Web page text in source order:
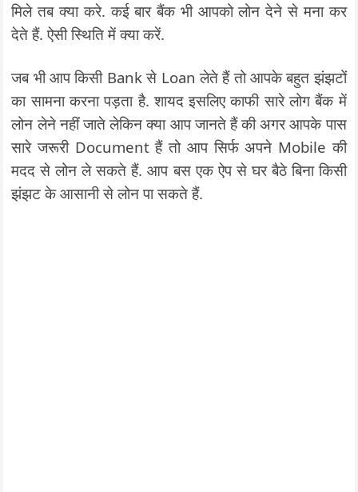
मिले तब क्या करे. कई बार बैंक भी आपको लोन देने से मना कर
देते हैं. ऐसी स्थिति में क्या करें.
जब भी आप किसी Bank से Loan लेते हैं तो आपके बहुत झंझटों
का सामना करना पड़ता है. शायद इसलिए काफी सारे लोग बैंक में
लोन लेने नहीं जाते लेकिन क्या आप जानते हैं की अगर आपके पास
सारे जरूरी Document हैं तो आप सिर्फ अपने Mobile की
मदद से लोन ले सकते हैं. आप बस एक ऐप से घर बैठे बिना किसी
झंझट के आसानी से लोन पा सकते हैं.